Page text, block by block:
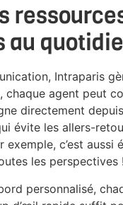
au
Intraparis
chaque agent peut
directement
évite les allers-
c’est aussi
les perspectives !
personnalisé,